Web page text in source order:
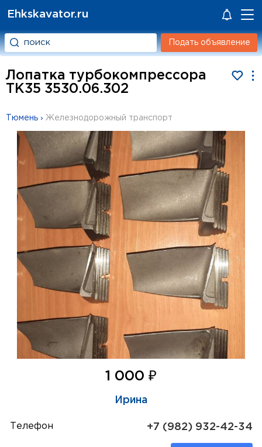
Ehkskavator.ru
Подать объявление
Лопатка турбокомпрессора
ТК35 3530.06.302
Тюмень › Железнодорожный транспорт
1 000 ₽
Ирина
Телефон +7 (982) 932-42-34